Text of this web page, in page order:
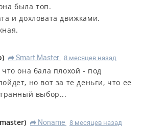
была топ.
и дохловата движками.
) R Smart Master 8 месяцев назад
она бала плохой - под
но вот за те деньги, что ее
выбор...
) R Noname 8 месяцев назад